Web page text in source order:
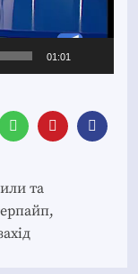
01:01
та